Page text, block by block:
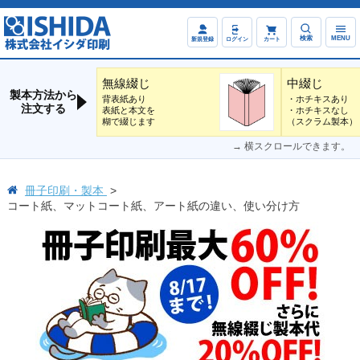
新規登録 ログイン カート 検索 MENU
製本方法から
注文する
無線綴じ
背表紙あり
表紙と本文を
糊で綴じます
中綴じ
・ホチキスあり
・ホチキスなし
（スクラム製本）
→ 横スクロールできます。
冊子印刷・製本
コート紙、マットコート紙、アート紙の違い、使い分け方